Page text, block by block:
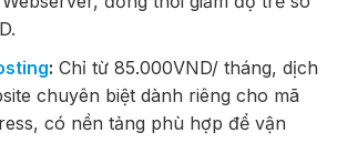
: Chỉ từ 85.000VND/ tháng, dịch
chuyên biệt dành riêng cho mã
có nền tảng phù hợp để vận